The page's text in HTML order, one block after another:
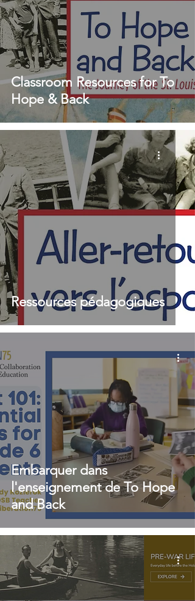
Classroom Resources for To
Hope & Back
Ressources pédagogiques
Embarquer dans
l'enseignement de To Hope
and Back